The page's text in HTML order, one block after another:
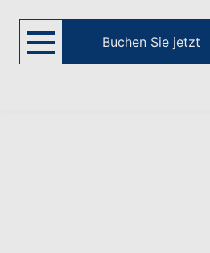
Buchen Sie jetzt